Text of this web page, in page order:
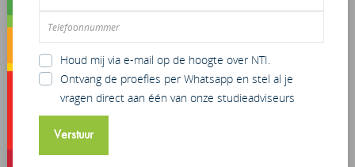
Houd mij via e-mail op de hoogte over NTI.
Ontvang de proefles per Whatsapp en stel al je
vragen direct aan één van onze studieadviseurs
Verstuur